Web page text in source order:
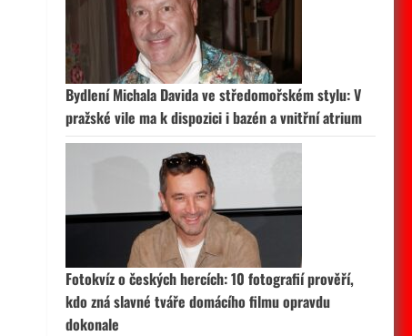
Bydlení Michala Davida ve středomořském stylu: V
pražské vile ma k dispozici i bazén a vnitřní atrium
Fotokvíz o českých hercích: 10 fotografií prověří,
kdo zná slavné tváře domácího filmu opravdu
dokonale